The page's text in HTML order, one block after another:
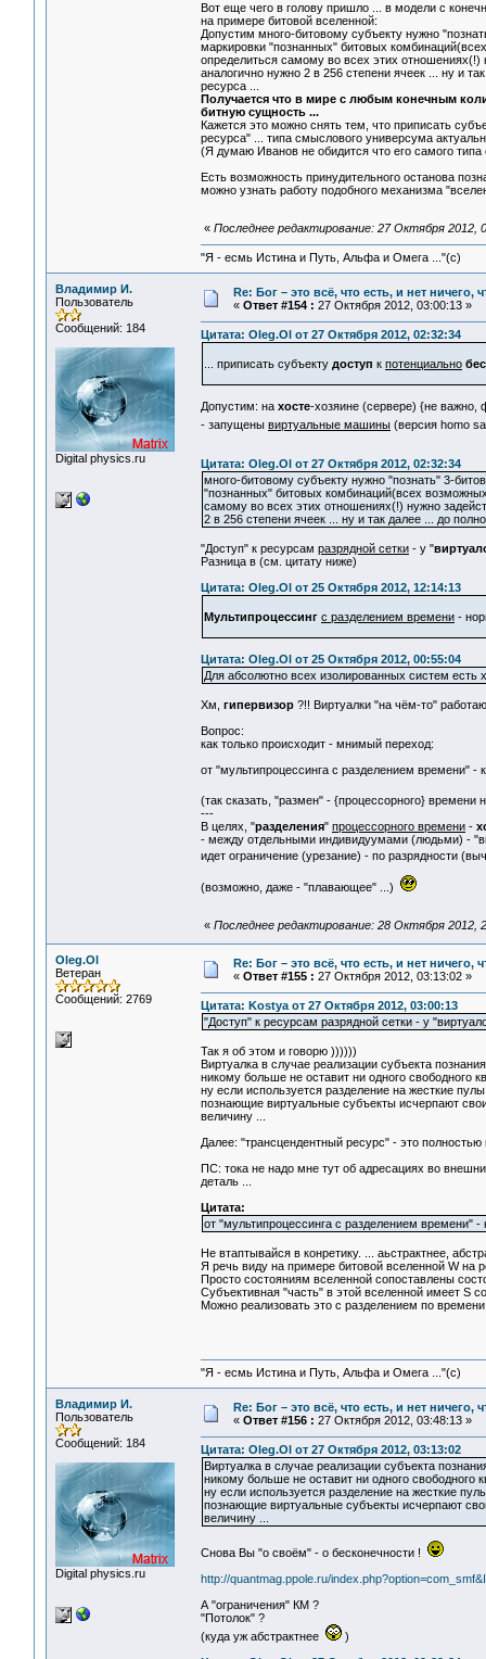
Вот еще чего в голову пришло ... в модели с
на примере битовой вселенной:
Допустим много-битовому субъекту нужно
маркировки "познанных" битовых
определиться самому во всех этих
аналогично нужно 2 в 256 степени ячеек ... ну и
ресурса ...
Получается что в мире с любым конечным
битную сущность ...
Кажется это можно снять тем, что приписать
ресурса" ... типа смыслового универсума
(Я думаю Иванов не обидится что его самого
Есть возможность принудительного останова
можно узнать работу подобного механизма
« Последнее редактирование: 27 Октября 2012,
"Я - есмь Истина и Путь, Альфа и Омега ..."(с)
Владимир И.
Пользователь
Сообщений: 184
Digital physics.ru
Re: Бог – это всё, что есть, и нет
« Ответ #154 : 27 Октября 2012, 03:00:13 »
Цитата: Oleg.Ol от 27 Октября 2012, 02:32:34
... приписать субъекту доступ к потенциально
Допустим: на хосте-хозяине (сервере) {не важно,
- запущены виртуальные машины (версия homo
Цитата: Oleg.Ol от 27 Октября 2012, 02:32:34
много-битовому субъекту нужно "познать" 3-
"познанных" битовых комбинаций(всех
самому во всех этих отношениях(!) нужно
2 в 256 степени ячеек ... ну и так далее ... до
"Доступ" к ресурсам разрядной сетки - у "
Разница в (см. цитату ниже)
Цитата: Oleg.Ol от 25 Октября 2012, 12:14:13
Мультипроцессинг с разделением времени -
Цитата: Oleg.Ol от 25 Октября 2012, 00:55:04
Для абсолютно всех изолированных систем
Хм, гипервизор ?!! Виртуалки "на чём-то"
Вопрос:
как только происходит - мнимый переход:
от "мультипроцессинга с разделением времени" -
(так сказать, "размен" - {процессорного} времени
---
В целях, "разделения" процессорного времени -
- между отдельными индивидуумами (людьми) -
идет ограничение (урезание) - по разрядности
(возможно, даже - "плавающее" ...)
« Последнее редактирование: 28 Октября 2012,
Oleg.Ol
Ветеран
Сообщений: 2769
Re: Бог – это всё, что есть, и нет
« Ответ #155 : 27 Октября 2012, 03:13:02 »
Цитата: Kostya от 27 Октября 2012, 03:00:13
"Доступ" к ресурсам разрядной сетки - у
Так я об этом и говорю ))))))
Виртуалка в случае реализации субъекта
никому больше не оставит ни одного свободного
ну если используется разделение на жесткие
познающие виртуальные субъекты исчерпают
величину ...
Далее: "трансцендентный ресурс" - это
ПС: тока не надо мне тут об адресациях во
деталь ...
Цитата:
от "мультипроцессинга с разделением времени" -
Не втаптывайся в конретику. ... аьстрактнее,
Я речь виду на примере битовой вселенной W на
Просто состояниям вселенной сопоставлены
Субъективная "часть" в этой вселенной имеет S
Можно реализовать это с разделением по
"Я - есмь Истина и Путь, Альфа и Омега ..."(с)
Владимир И.
Пользователь
Сообщений: 184
Digital physics.ru
Re: Бог – это всё, что есть, и нет
« Ответ #156 : 27 Октября 2012, 03:48:13 »
Цитата: Oleg.Ol от 27 Октября 2012, 03:13:02
Виртуалка в случае реализации субъекта
никому больше не оставит ни одного
ну если используется разделение на жесткие
познающие виртуальные субъекты исчерпают
величину ...
Снова Вы "о своём" - о бесконечности !
http://quantmag.ppole.ru/
А "ограничения" КМ ?
"Потолок" ?
(куда уж абстрактнее
)